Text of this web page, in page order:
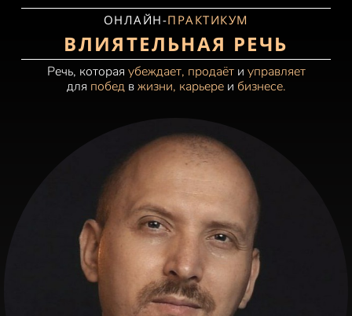
ОНЛАЙН-ПРАКТИКУМ
ВЛИЯТЕЛЬНАЯ РЕЧЬ
Речь, которая убеждает, продаёти управляет
для побед вжизни, карьере и бизнесе.